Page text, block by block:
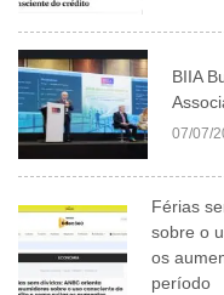
BIIA
07/07/
Férias
sobre o
os
período